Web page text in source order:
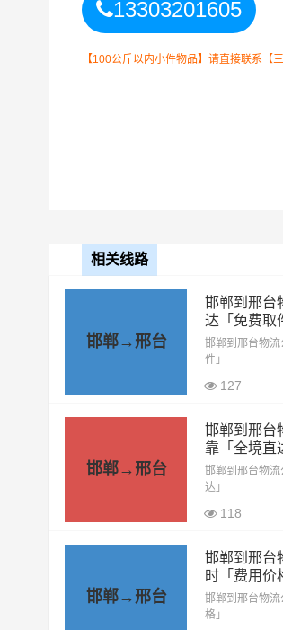
备注
整车运输收费
整车运输车型
4.2米高栏
6.8米高栏
9.6米高栏
13米高栏
17.5米平板
备注
13303201605
【100公斤以内小件物品】请直接联系【
相关线路
邯郸→邢台
邯郸到邢台
达「免费取
邯郸到邢台物
件」
127
邯郸→邢台
邯郸到邢台
靠「全境直
邯郸到邢台物
达」
118
邯郸→邢台
邯郸到邢台
时「费用价
邯郸到邢台物
格」